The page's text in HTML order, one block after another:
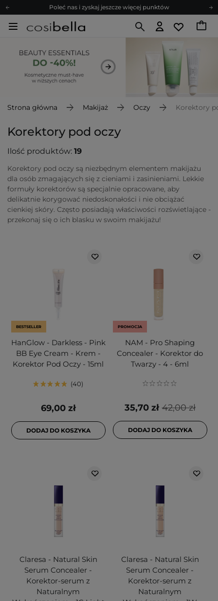
Zapisz się na newsletter pełen porad
Bezpłatne konsultacje kosmetologiczne
Z nami to możliwe! Realizacja zamówienia do 24h.
Poleć nas i zyskaj jeszcze więcej punktów
Zapisz się na newsletter pełen porad
Strona główna Makijaż Oczy Korektory
Korektory pod oczy
Ilość produktów: 19
Korektory pod oczy są niezbędnym elementem makijażu
dla osób zmagających się z cieniami i zasinieniami. Lekkie
formuły korektorów są specjalnie opracowane, aby
delikatnie korygować niedoskonałości i nie obciążać
cienkiej skóry. Często posiadają właściwości rozświetlające -
przekonaj się o ich blasku w swoim makijażu!
BESTSELLER
HanGlow - Darkless - Pink
BB Eye Cream - Krem -
Korektor Pod Oczy - 15ml
40
69,00 zł
DODAJ DO KOSZYKA
PROMOCJA
NAM - Pro Shaping
Concealer - Korektor do
Twarzy - 4 - 6ml
42,00 zł
35,70 zł
DODAJ DO KOSZYKA
Claresa - Natural Skin
Serum Concealer -
Korektor-serum z
Naturalnym
Claresa - Natural Skin
Serum Concealer -
Korektor-serum z
Naturalnym